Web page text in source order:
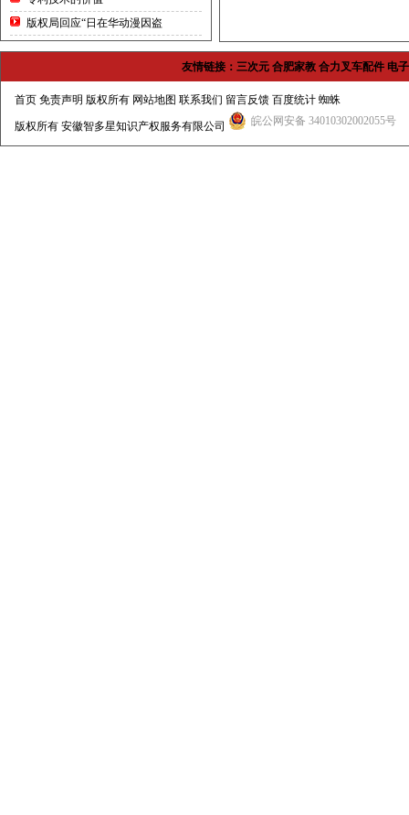
版权局回应“日在华动漫因盗
友情链接： 三次元 合肥家教 合力叉车配件 电
首页 免责声明 版权所有 网站地图 联系我们 留言反馈 百度统计 蜘蛛
版权所有 安徽智多星知识产权服务有限公司 皖公网安备 34010302002055号